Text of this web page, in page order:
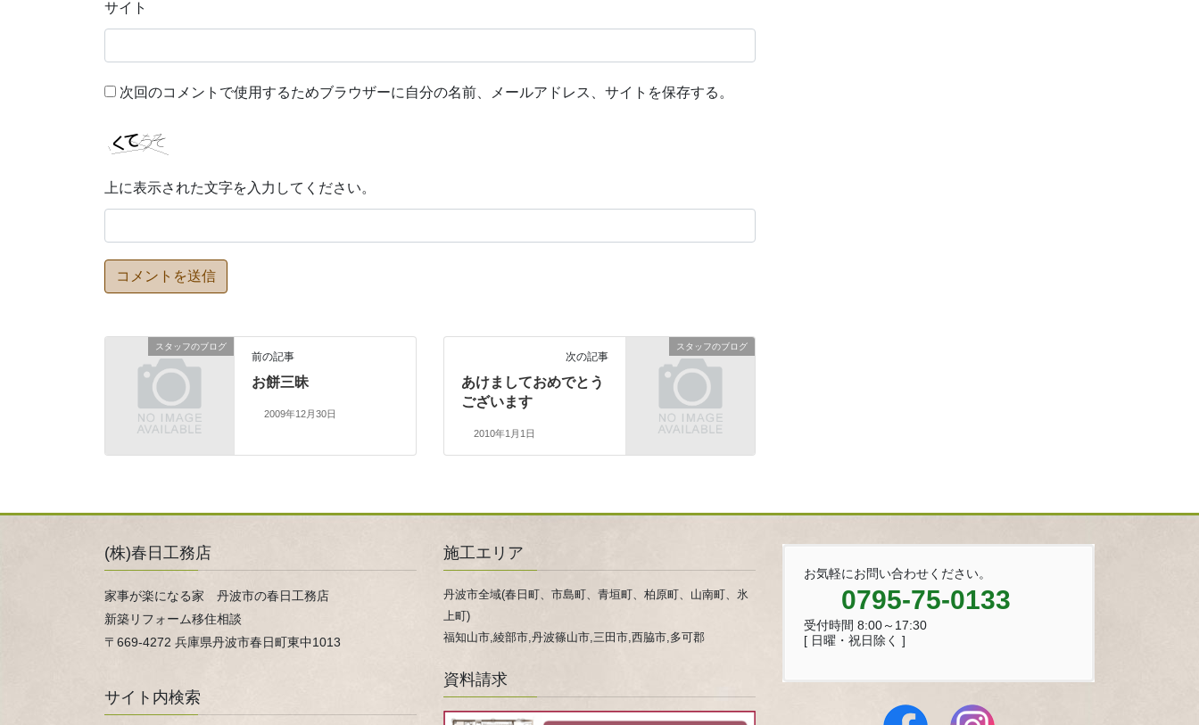
サイト
次回のコメントで使用するためブラウザーに自分の名前、メールアドレス、サイトを保存する。
上に表示された文字を入力してください。
スタッフのブログ
前の記事
お餅三昧
2009年12月30日
スタッフのブログ
次の記事
あけましておめでとう
ございます
2010年1月1日
(株)春日工務店
家事が楽になる家 丹波市の春日工務店
新築リフォーム移住相談
〒669-4272 兵庫県丹波市春日町東中1013
サイト内検索
施工エリア
丹波市全域(春日町、市島町、青垣町、柏原町、山南町、氷
上町)
福知山市,綾部市,丹波篠山市,三田市,西脇市,多可郡
資料請求
お気軽にお問い合わせください。
0795-75-0133
受付時間 8:00～17:30
[ 日曜・祝日除く ]